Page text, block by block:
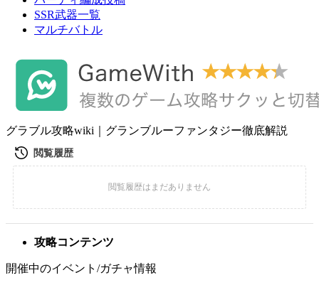
SSR武器一覧
マルチバトル
グラブル攻略wiki｜グランブルーファンタジー徹底解説
攻略コンテンツ
開催中のイベント/ガチャ情報